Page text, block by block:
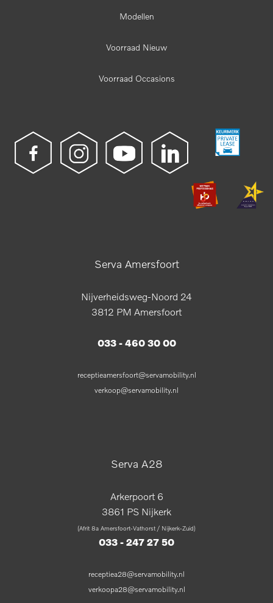
Modellen
Voorraad Nieuw
Voorraad Occasions
Serva Amersfoort
Nijverheidsweg-Noord 24
3812 PM Amersfoort
033 - 460 30 00
receptieamersfoort@servamobility.nl
verkoop@servamobility.nl
Serva A28
Arkerpoort 6
3861 PS Nijkerk
(Afrit 8a Amersfoort-Vathorst / Nijkerk-Zuid)
033 - 247 27 50
receptiea28@servamobility.nl
verkoopa28@servamobility.nl